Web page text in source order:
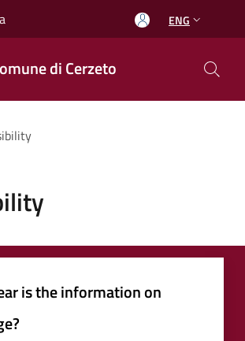
ENG
di Cerzeto
is the information on